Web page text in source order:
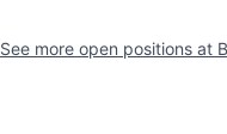
See more open positions at